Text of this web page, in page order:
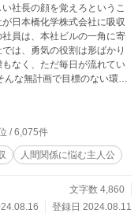
社長の顔を覚えろというこ
日本橋化学株式会社に吸収
員は、本社ビルの一角に寄
は、勇気の役割は形ばかり
なく、ただ毎日が流れてい
と本社ビルを後にし、得意
々が続く。目的もなく立ち
バイキンマンのぬいぐるみ
ムに挑む。その行動に意味
見出そうとしていたのかも
で、上司や同僚との関係も薄
無感を抱きながらも、日々
/ 6,075件
人間関係に悩む主人公
文字数 4,860
登録日 2024.08.11